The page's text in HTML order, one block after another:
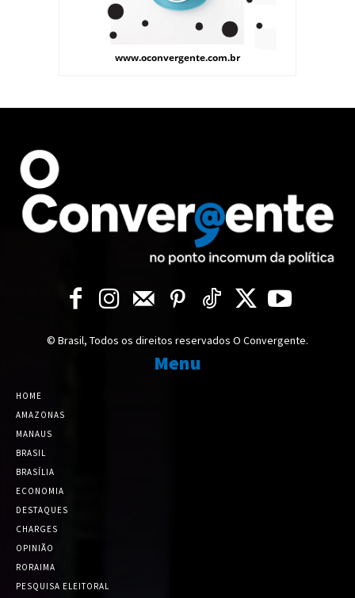
© Brasil, Todos os direitos reservados O Convergente.
Menu
HOME
AMAZONAS
MANAUS
BRASIL
BRASÍLIA
ECONOMIA
DESTAQUES
CHARGES
OPINIÃO
RORAIMA
PESQUISA ELEITORAL